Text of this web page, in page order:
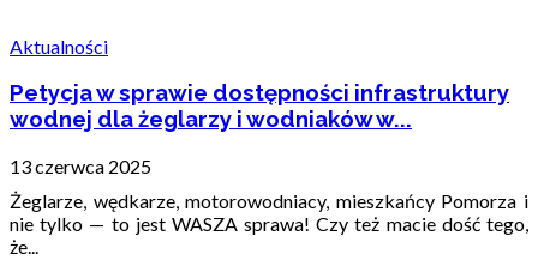
Aktualności
Petycja w sprawie dostępności infrastruktury
wodnej dla żeglarzy i wodniaków w...
13 czerwca 2025
Żeglarze, wędkarze, motorowodniacy, mieszkańcy Pomorza i
nie tylko — to jest WASZA sprawa! Czy też macie dość tego,
że...